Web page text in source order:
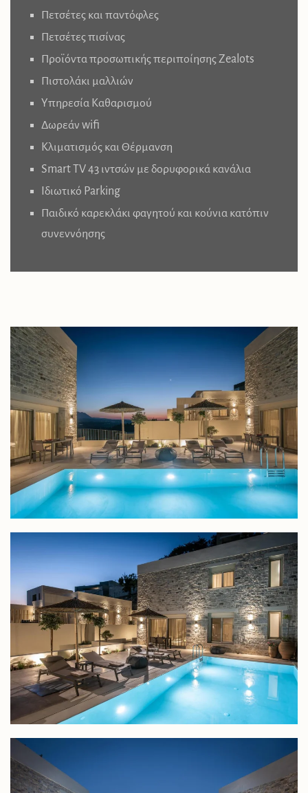
Πετσέτες και παντόφλες
Πετσέτες πισίνας
Προϊόντα προσωπικής περιποίησης Zealots
Πιστολάκι μαλλιών
Υπηρεσία Καθαρισμού
Δωρεάν wifi
Κλιματισμός και Θέρμανση
Smart TV 43 ιντσών με δορυφορικά κανάλια
Ιδιωτικό Parking
Παιδικό καρεκλάκι φαγητού και κούνια κατόπιν
συνεννόησης